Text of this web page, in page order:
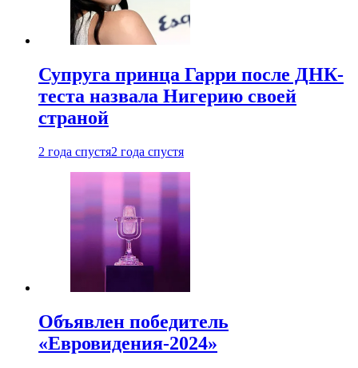
Супруга принца Гарри после ДНК-
теста назвала Нигерию своей
страной
2 года спустя2 года спустя
Объявлен победитель
«Евровидения-2024»